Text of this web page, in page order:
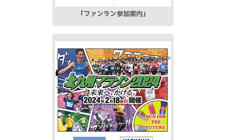
「ファンラン参加案内」